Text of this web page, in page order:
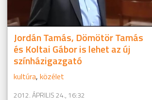
Jordán Tamás, Dömötör Tamás
és Koltai Gábor is lehet az új
színházigazgató
kultúra, közélet
2012. ÁPRILIS 24., 16:32